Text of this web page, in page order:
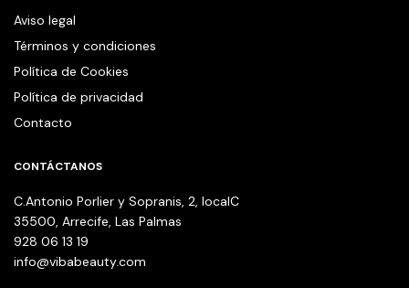
Aviso legal
Términos y condiciones
Política de Cookies
Política de privacidad
Contacto
CONTÁCTANOS
C.Antonio Porlier y Sopranis, 2, localC
35500, Arrecife, Las Palmas
928 06 13 19
info@vibabeauty.com